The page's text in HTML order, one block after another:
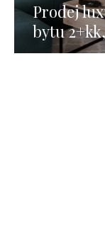
Prodej
bytu
terasou,